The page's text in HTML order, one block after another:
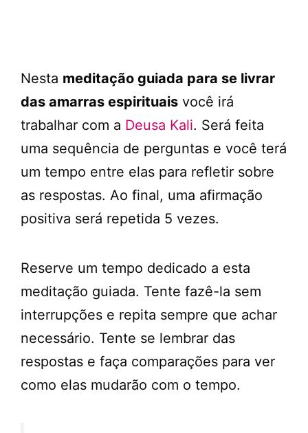
Nesta meditação guiada para se livrar
das amarras espirituais você irá
trabalhar com a Deusa Kali. Será feita
uma sequência de perguntas e você terá
um tempo entre elas para refletir sobre
as respostas. Ao final, uma afirmação
positiva será repetida 5 vezes.
Reserve um tempo dedicado a esta
meditação guiada. Tente fazê-la sem
interrupções e repita sempre que achar
necessário. Tente se lembrar das
respostas e faça comparações para ver
como elas mudarão com o tempo.